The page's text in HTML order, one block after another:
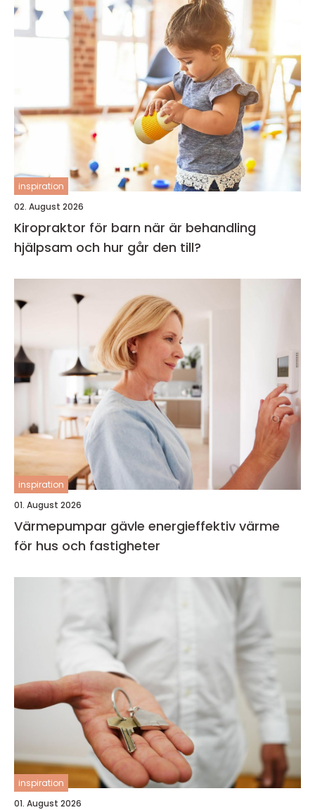
inspiration
02. August 2026
Kiropraktor för barn när är behandling
hjälpsam och hur går den till?
inspiration
01. August 2026
Värmepumpar gävle energieffektiv värme
för hus och fastigheter
inspiration
01. August 2026